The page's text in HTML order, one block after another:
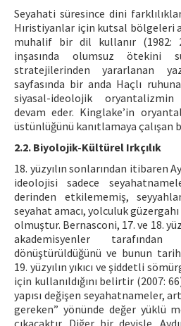
Seyahati süresince dini
Hıristiyanlar için kutsal bölgeleri
muhalif bir dil kullanır (1982:
inşasında olumsuz ötekini
stratejilerinden yararlanan
sayfasında bir anda Haçlı
siyasal-ideolojik
devam eder. Kinglake’in
üstünlüğünü kanıtlamaya çalışan
2.2. Biyolojik-Kültürel Irkçılık
18. yüzyılın sonlarından itibaren
ideolojisi sadece
derinden etkilememiş,
seyahat amacı, yolculuk
olmuştur. Bernasconi, 17. ve 18.
akademisyenler
dönüştürüldüğünü ve bunun
19. yüzyılın yıkıcı ve şiddetli
için kullanıldığını belirtir (2007:
yapısı değişen seyahatnameler,
gereken” yönünde değer yüklü
çıkacaktır. Diğer bir deyişle,